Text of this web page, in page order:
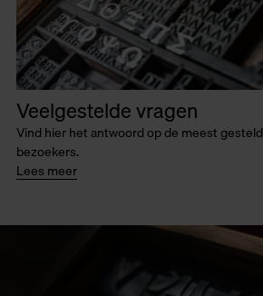
Veelgestelde vragen
Vind hier het antwoord op de meest
bezoekers.
Lees meer